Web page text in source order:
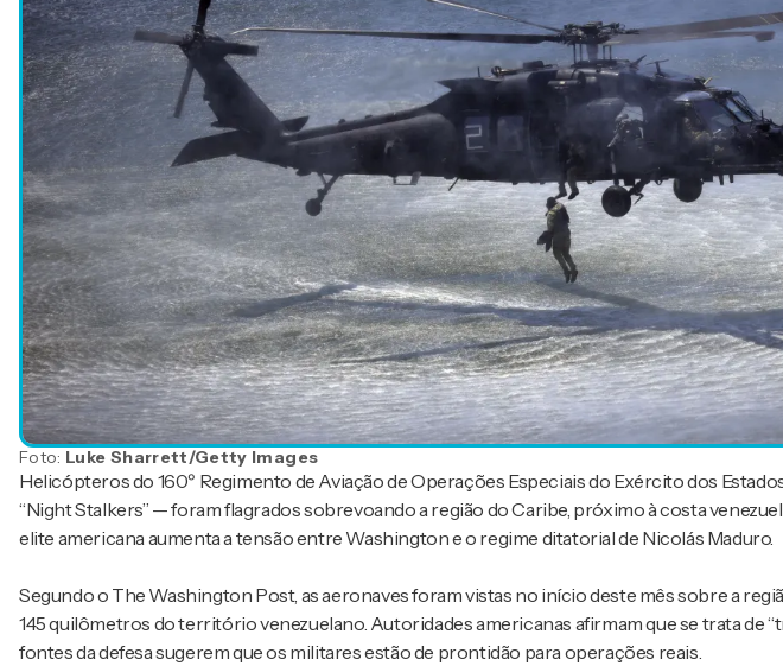
Foto: Luke Sharrett/Getty Images
Helicópteros do 160º Regimento de Aviação de Operações Especiais do Exército dos
“Night Stalkers” — foram flagrados sobrevoando a região do Caribe, próximo à costa
elite americana aumenta a tensão entre Washington e o regime ditatorial de Nicolás Maduro.
Segundo o The Washington Post, as aeronaves foram vistas no início deste mês sobre a
145 quilômetros do território venezuelano. Autoridades americanas afirmam que se trata de
fontes da defesa sugerem que os militares estão de prontidão para operações reais.